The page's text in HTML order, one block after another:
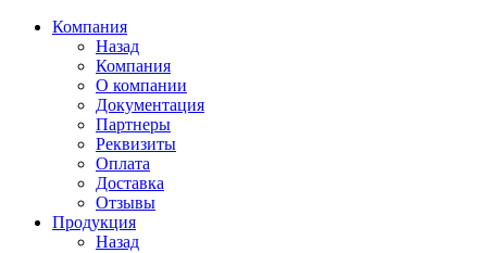
Компания
Назад
Компания
О компании
Документация
Партнеры
Реквизиты
Оплата
Доставка
Отзывы
Продукция
Назад